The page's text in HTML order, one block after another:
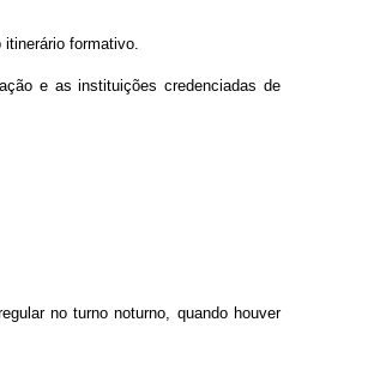
formativo.
e as instituições credenciadas de
no turno noturno, quando houver